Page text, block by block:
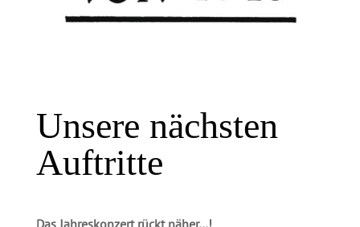
Unsere nächsten
Auftritte